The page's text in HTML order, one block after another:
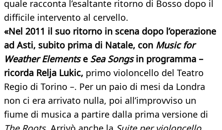
quale racconta l’esaltante ritorno di Bosso dopo il
difficile intervento al cervello.
«Nel 2011 il suo ritorno in scena dopo l’operazione
ad Asti, subito prima di Natale, con Music for
Weather Elementse Sea Songsin programma –
ricorda Relja Lukic, primo violoncello del Teatro
Regio di Torino –. Per un paio di mesi da Londra
non ci era arrivato nulla, poi all’improvviso un
fiume di musica a partire dalla prima versione di